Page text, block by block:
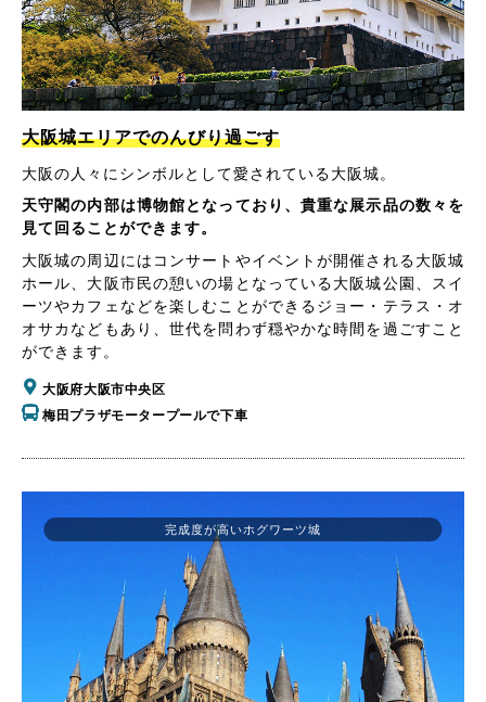
大阪城エリアでのんびり過ごす
大阪の人々にシンボルとして愛されている大阪城。
天守閣の内部は博物館となっており、貴重な展示品の数々を
見て回ることができます。
大阪城の周辺にはコンサートやイベントが開催される大阪城
ホール、大阪市民の憩いの場となっている大阪城公園、スイ
ーツやカフェなどを楽しむことができるジョー・テラス・オ
オサカなどもあり、世代を問わず穏やかな時間を過ごすこと
ができます。
大阪府大阪市中央区
梅田プラザモータープールで下車
完成度が高いホグワーツ城